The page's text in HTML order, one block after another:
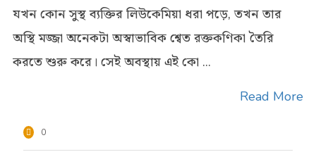
যখন কোন সুস্থ ব্যক্তির লিউকেমিয়া ধরা পড়ে, তখন তার
অস্থি মজ্জা অনেকটা অস্বাভাবিক শ্বেত রক্তকণিকা তৈরি
করতে শুরু করে। সেই অবস্থায় এই কো ...
Read More
0